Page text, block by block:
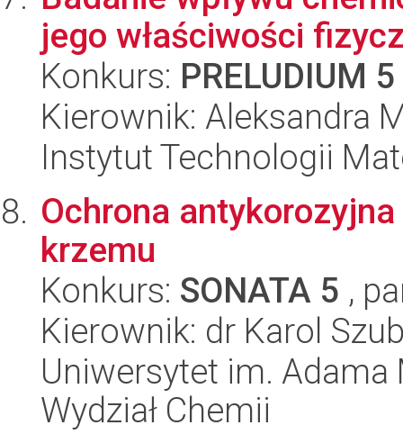
jego właściwości
Konkurs: PRELUDIUM 5
Kierownik: Aleksandra
Instytut Technologii
Ochrona
krzemu
Konkurs: SONATA 5 ,
Kierownik: dr Karol
Uniwersytet im.
Wydział Chemii